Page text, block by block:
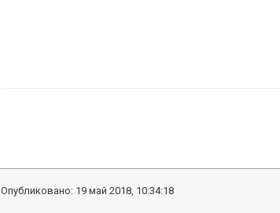
Опубликовано: 19 май 2018, 10:34:18